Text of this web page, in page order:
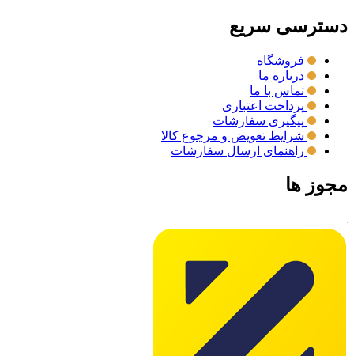
دسترسی سریع
فروشگاه
درباره ما
تماس با ما
پرداخت اعتباری
پیگیری سفارشات
شرایط تعویض و مرجوع کالا
راهنمای ارسال سفارشات
مجوز ها